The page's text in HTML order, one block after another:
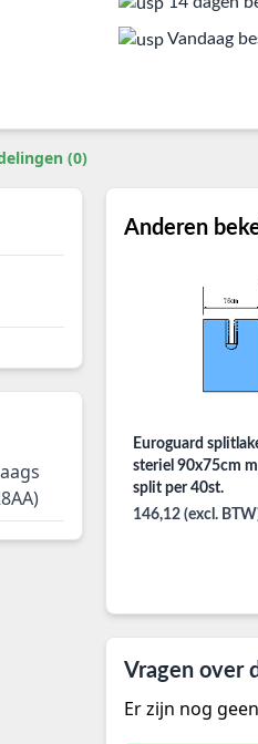
Vandaag
(0)
Anderen
Euroguard
steriel 90x75cm
split per 40st.
146,12 (excl.
Vragen over
Er zijn nog